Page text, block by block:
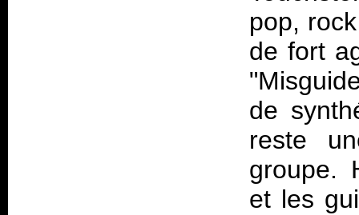
pop,
de fort
de
reste
groupe.
et les